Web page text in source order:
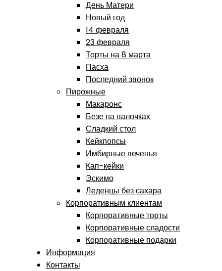
День Матери
Новый год
14 февраля
23 февраля
Торты на 8 марта
Пасха
Последний звонок
Пирожные
Макаронс
Безе на палочках
Сладкий стол
Кейкпопсы
Имбирные печенья
Кап-кейки
Эскимо
Леденцы без сахара
Корпоративным клиентам
Корпоративные торты
Корпоративные сладости
Корпоративные подарки
Информация
Контакты